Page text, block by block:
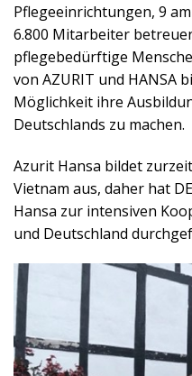
Pflegeeinrichtungen, 9
6.800 Mitarbeiter
pflegebedürftige
von AZURIT und HANSA
Möglichkeit ihre
Deutschlands zu machen.
Azurit Hansa bildet
Vietnam aus, daher hat
Hansa zur intensiven
und Deutschland